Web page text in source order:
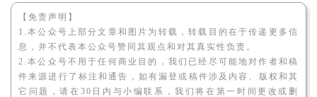
【免责声明】
1.本公众号上部分文章和图片为转载，转载目的在于传递更多信
息，并不代表本公众号赞同其观点和对其真实性负责。
2.本公众号不用于任何商业目的，我们已经尽可能地对作者和稿
件来源进行了标注和通告，如有漏登或稿件涉及内容、版权和其
它问题，请在30日内与小编联系，我们将在第一时间更改或删